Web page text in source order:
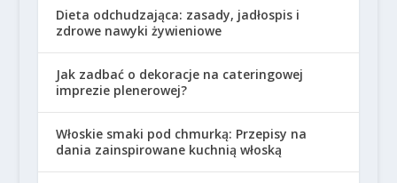
Dieta odchudzająca: zasady, jadłospis i
zdrowe nawyki żywieniowe
Jak zadbać o dekoracje na cateringowej
imprezie plenerowej?
Włoskie smaki pod chmurką: Przepisy na
dania zainspirowane kuchnią włoską